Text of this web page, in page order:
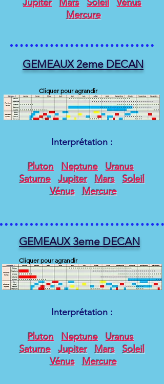
Jupiter Mars Soleil
Vénus
Mercure
GEMEAUX 2eme DECAN
Cliquer pour agrandir
Interprétation :
Pluton Neptune
Uranus
Saturne
Jupiter Mars
Soleil
Vénus
Mercure
GEMEAUX 3eme DECAN
Cliquer pour agrandir
Interprétation :
Pluton Neptune
Uranus
Saturne
Jupiter Mars
Soleil
Vénus
Mercure